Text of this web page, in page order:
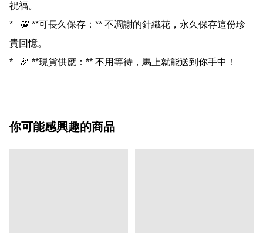
祝福。
*   💯 **可長久保存：** 不凋謝的針織花，永久保存這份珍
貴回憶。
你可能感興趣的商品